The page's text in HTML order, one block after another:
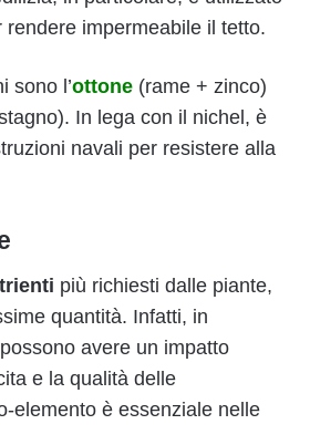
rendere impermeabile il tetto.
sono l’ottone (rame + zinco)
In lega con il nichel, è
navali per resistere alla
più richiesti dalle piante,
quantità. Infatti, in
avere un impatto
e la qualità delle
elemento è essenziale nelle